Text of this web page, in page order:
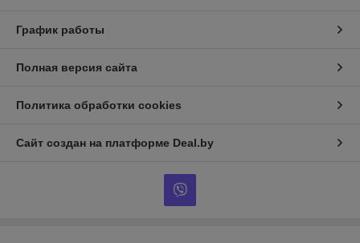
График работы
Полная версия сайта
Политика обработки cookies
Сайт создан на платформе Deal.by